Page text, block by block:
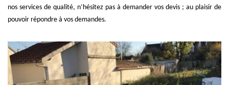
nos services de qualité, n’hésitez pas à demander vos devis ; au plaisir de
pouvoir répondre à vos demandes.